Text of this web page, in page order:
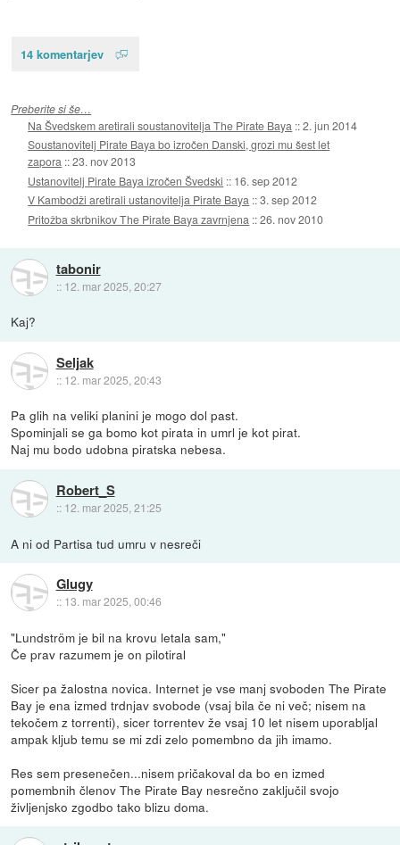
14 komentarjev
Preberite si še…
Na Švedskem aretirali soustanovitelja The Pirate Baya ::2. jun 2014
Soustanovitelj Pirate Baya bo izročen Danski, grozi mu šest let
zapora ::23. nov 2013
Ustanovitelj Pirate Baya izročen Švedski :: 16. sep 2012
V Kambodži aretirali ustanovitelja Pirate Baya ::3. sep 2012
Pritožba skrbnikov The Pirate Baya zavrnjena ::26. nov 2010
tabonir
:: 12. mar 2025, 20:27
Kaj?
Seljak
:: 12. mar 2025, 20:43
Pa glih na veliki planini je mogo dol past.
Spominjali se ga bomo kot pirata in umrl je kot pirat.
Naj mu bodo udobna piratska nebesa.
Robert_S
:: 12. mar 2025, 21:25
A ni od Partisa tud umru v nesreči
Glugy
:: 13. mar 2025, 00:46
"Lundström je bil na krovu letala sam,"
Če prav razumem je on pilotiral
Sicer pa žalostna novica. Internet je vse manj svoboden The Pirate
Bay je ena izmed trdnjav svobode (vsaj bila če ni več; nisem na
tekočem z torrenti), sicer torrentev že vsaj 10 let nisem uporabljal
ampak kljub temu se mi zdi zelo pomembno da jih imamo.
Res sem presenečen...nisem pričakoval da bo en izmed
pomembnih členov The Pirate Bay nesrečno zaključil svojo
življenjsko zgodbo tako blizu doma.